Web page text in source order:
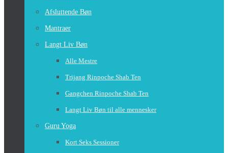
Afsluttende Bøn
Mantraer
Langt Liv Bøn
Alle Mestre
Trijang Rinpoche Shab Ten
Gangchen Rinpoche Shab Ten
Langt Liv Bøn til alle mennesker
Guru Yoga
Kort Seks Sessioner